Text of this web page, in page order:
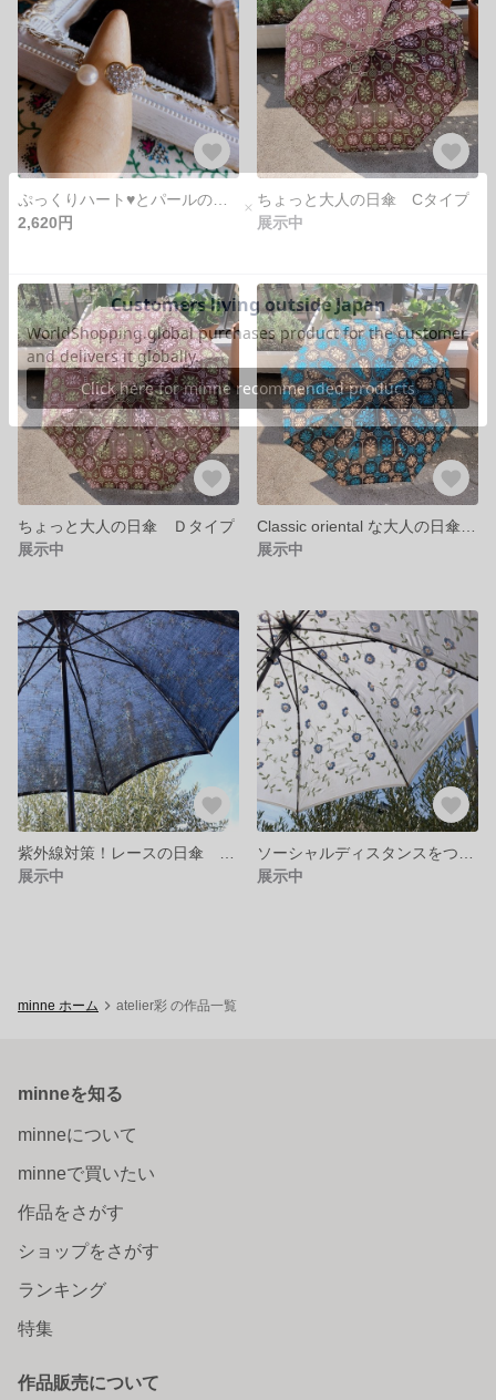
2,620円
ちょっと大人の日傘 Cタイプ
展示中
ちょっと大人の日傘 Ｄタイプ
展示中
展示中
展示中
展示中
minne ホーム atelier彩 の作品一覧
minneを知る
minneについて
minneで買いたい
作品をさがす
ショップをさがす
ランキング
特集
作品販売について